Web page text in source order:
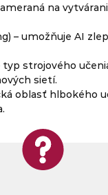
na
– umožňuje AI
typ strojového
sietí.
oblasť hlbokého